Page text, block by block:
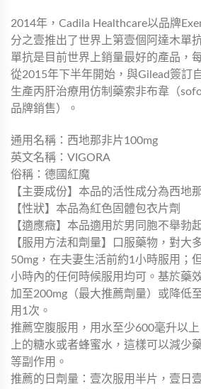
2014年，Cadila Healthcare以品牌
分之壹推出了世界上第壹個阿達木單
單抗是目前世界上銷量最好的產品，
從2015年下半年開始，與Gilead簽訂
生產丙肝治療用仿制藥索非布韋（
品牌銷售）。
通用名稱：西地那非片100mg
英文名稱：VIGORA
俗稱：德國紅魔
【主要成份】本品的活性成分為西地
【性狀】本品為紅色固體包衣片劑
【適應癥】本品適用於男同胞不舉勃
【服用方法和劑量】口服藥物，對大
50mg，在夫妻生活前約1小時服用；
小時內的任何時候服用均可。基於藥
加至200mg（最大推薦劑量）或降低
用1次。
推薦空腹服用，用水至少600毫升以
上的糖水或者蜂蜜水，這樣可以減少
等副作用。
推薦的日劑量：壹次服用半片，壹日